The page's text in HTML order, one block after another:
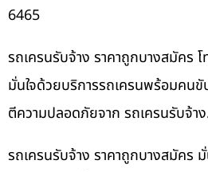
6465
รถเครนรับจ้าง ราคาถูกบางสมัคร
มั่นใจด้วยบริการรถเครนพร้อมคนขั
ตีความปลอดภัยจาก รถเครนรับจ้า
รถเครนรับจ้าง ราคาถูกบางสมัคร